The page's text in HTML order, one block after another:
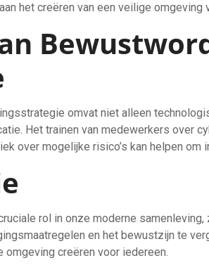
het creëren van een veilige omgeving
omvat niet alleen
Het trainen van medewerkers over
over mogelijke risico’s kan helpen om
rol in onze moderne
en het bewustzijn te
omgeving creëren voor iedereen.